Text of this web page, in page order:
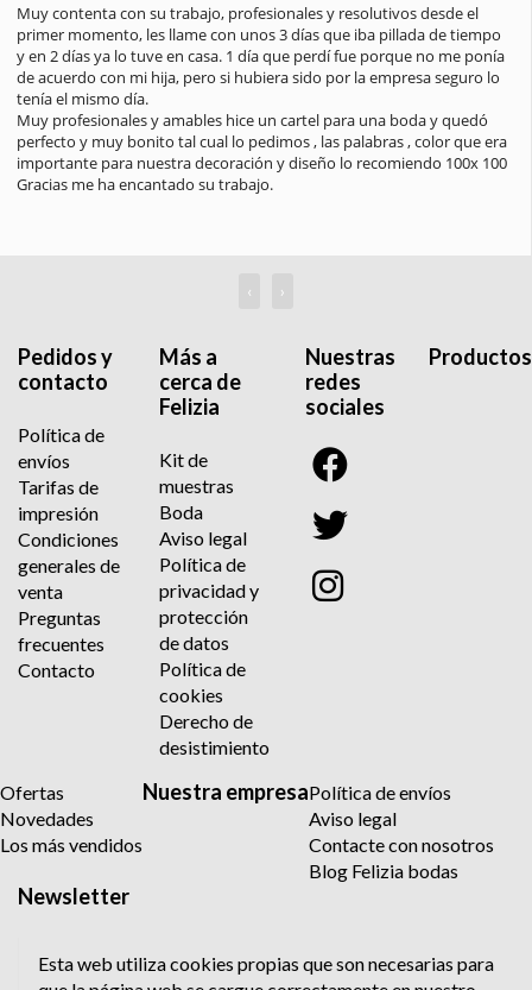
Muy contenta con su trabajo, profesionales y resolutivos desde el
primer momento, les llame con unos 3 días que iba pillada de tiempo
y en 2 días ya lo tuve en casa. 1 día que perdí fue porque no me ponía
de acuerdo con mi hija, pero si hubiera sido por la empresa seguro lo
tenía el mismo día.
Muy profesionales y amables hice un cartel para una boda y quedó
perfecto y muy bonito tal cual lo pedimos , las palabras , color que era
importante para nuestra decoración y diseño lo recomiendo 100x 100
Gracias me ha encantado su trabajo.
‹ ›
Pedidos y
contacto
Política de
envíos
Tarifas de
impresión
Condiciones
generales de
venta
Preguntas
frecuentes
Contacto
Más a
cerca de
Felizia
Kit de
muestras
Boda
Aviso legal
Política de
privacidad y
protección
de datos
Política de
cookies
Derecho de
desistimiento
Nuestras
redes
sociales
Productos
Ofertas
Novedades
Los más vendidos
Nuestra empresaPolítica de envíos
Aviso legal
Contacte con nosotros
Blog Felizia bodas
Newsletter
Esta web utiliza cookies propias que son necesarias para